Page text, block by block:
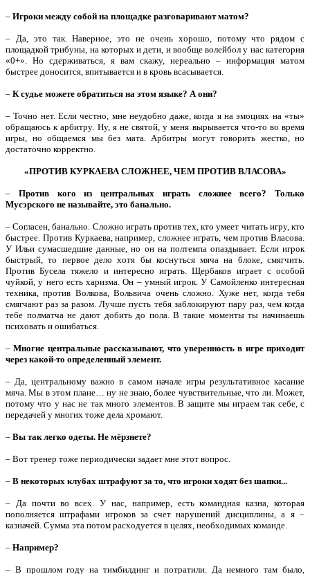
– Игроки между собой на площадке разговаривают матом?
– Да, это так. Наверное, это не очень хорошо, потому что рядом с
площадкой трибуны, на которых и дети, и вообще волейбол у нас категория
«0+». Но сдерживаться, я вам скажу, нереально – информация матом
быстрее доносится, впитывается и в кровь всасывается.
– К судье можете обратиться на этом языке? А они?
– Точно нет. Если честно, мне неудобно даже, когда я на эмоциях на «ты»
обращаюсь к арбитру. Ну, я не святой, у меня вырывается что-то во время
игры, но общаемся мы без мата. Арбитры могут говорить жестко, но
достаточно корректно.
«ПРОТИВ КУРКАЕВА СЛОЖНЕЕ, ЧЕМ ПРОТИВ ВЛАСОВА»
– Против кого из центральных играть сложнее всего? Только
Мусэрского не называйте, это банально.
– Согласен, банально. Сложно играть против тех, кто умеет читать игру, кто
быстрее. Против Куркаева, например, сложнее играть, чем против Власова.
У Ильи сумасшедшие данные, но он на полтемпа опаздывает. Если игрок
быстрый, то первое дело хотя бы коснуться мяча на блоке, смягчить.
Против Бусела тяжело и интересно играть. Щербаков играет с особой
чуйкой, у него есть харизма. Он – умный игрок. У Самойленко интересная
техника, против Волкова, Вольвича очень сложно. Хуже нет, когда тебя
смягчают раз за разом. Лучше пусть тебя заблокируют пару раз, чем когда
тебе полматча не дают добить до пола. В такие моменты ты начинаешь
психовать и ошибаться.
–Многие центральные рассказывают, что уверенность в игре приходит
через какой-то определенный элемент.
– Да, центральному важно в самом начале игры результативное касание
мяча. Мы в этом плане… ну не знаю, более чувствительные, что ли. Может,
потому что у нас не так много элементов. В защите мы играем так себе, с
передачей у многих тоже дела хромают.
– Вы так легко одеты. Не мёрзнете?
– Вот тренер тоже периодически задает мне этот вопрос.
– В некоторых клубах штрафуют за то, что игроки ходят без шапки...
– Да почти во всех. У нас, например, есть командная казна, которая
пополняется штрафами игроков за счет нарушений дисциплины, а я –
казначей. Сумма эта потом расходуется в целях, необходимых команде.
– Например?
– В прошлом году на тимбилдинг и потратили. Да немного там было,